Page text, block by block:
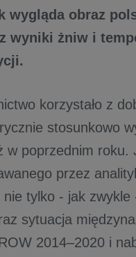
wygląda obraz
wyniki żniw i
korzystało z
stosunkowo
w poprzednim roku.
przez
nie tylko - jak zwykle
sytuacja
2014–2020 i